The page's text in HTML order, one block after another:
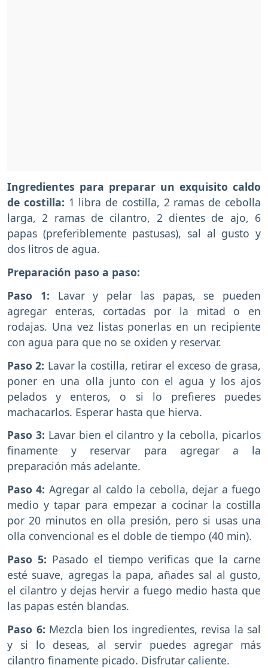
Ingredientes para preparar un exquisito caldo
de costilla: 1 libra de costilla, 2 ramas de cebolla
larga, 2 ramas de cilantro, 2 dientes de ajo, 6
papas (preferiblemente pastusas), sal al gusto y
dos litros de agua.
Preparación paso a paso:
Paso 1: Lavar y pelar las papas, se pueden
agregar enteras, cortadas por la mitad o en
rodajas. Una vez listas ponerlas en un recipiente
con agua para que no se oxiden y reservar.
Paso 2: Lavar la costilla, retirar el exceso de grasa,
poner en una olla junto con el agua y los ajos
pelados y enteros, o si lo prefieres puedes
machacarlos. Esperar hasta que hierva.
Paso 3: Lavar bien el cilantro y la cebolla, picarlos
finamente y reservar para agregar a la
preparación más adelante.
Paso 4: Agregar al caldo la cebolla, dejar a fuego
medio y tapar para empezar a cocinar la costilla
por 20 minutos en olla presión, pero si usas una
olla convencional es el doble de tiempo (40 min).
Paso 5: Pasado el tiempo verificas que la carne
esté suave, agregas la papa, añades sal al gusto,
el cilantro y dejas hervir a fuego medio hasta que
las papas estén blandas.
Paso 6: Mezcla bien los ingredientes, revisa la sal
y si lo deseas, al servir puedes agregar más
cilantro finamente picado. Disfrutar caliente.